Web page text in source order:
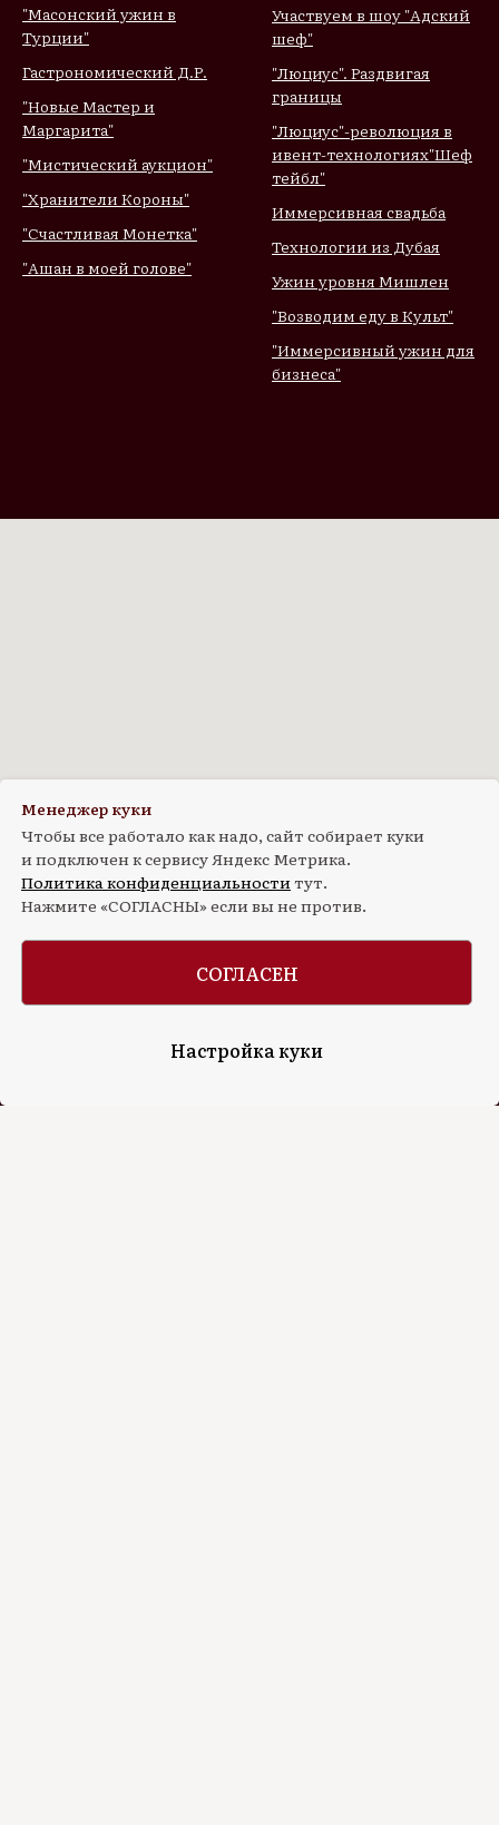
"Масонский ужин в
Турции"
Гастрономический Д.Р.
"Новые Мастер и
Маргарита"
"Мистический аукцион"
"Хранители Короны"
"Счастливая Монетка"
"Ашан в моей голове"
Участвуем в шоу "Адский
шеф"
"Люциус". Раздвигая
границы
"Люциус"-революция в
ивент-технологиях"Шеф
тейбл"
Иммерсивная свадьба
Технологии из Дубая
Ужин уровня Мишлен
"Возводим еду в Культ"
"Иммерсивный ужин для
бизнеса"
Продюсерский центр "Иммерсив-
Ивент"
метро «Маяковская»
Менеджер куки
Чтобы все работало как надо, сайт собирает куки
и подключен к сервису Яндекс Метрика.
Политика конфиденциальности тут.
Нажмите «СОГЛАСНЫ» если вы не против.
СОГЛАСЕН
Настройка куки